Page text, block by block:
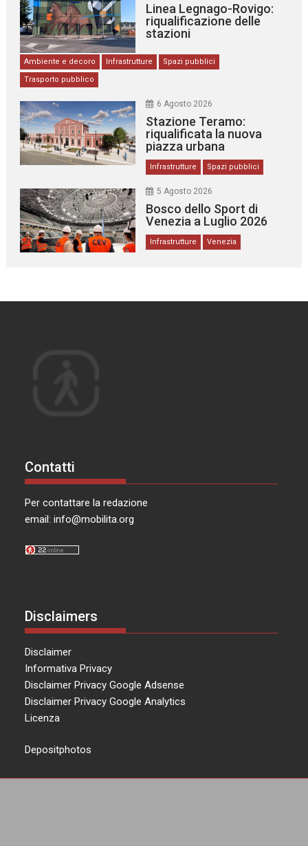
Linea Legnago-Rovigo:
riqualificazione delle
stazioni
Ambiente e decoro Infrastrutture
Spazi pubblici
Trasporto pubblico
6 Agosto 2026
Stazione Teramo:
riqualificata la nuova
piazza urbana
Infrastrutture Spazi pubblici
5 Agosto 2026
Bosco dello Sport di
Venezia a Luglio 2026
Infrastrutture Venezia
Contatti
Per contattare la redazione
email:info@mobilita.org
Disclaimers
Disclaimer
Informativa Privacy
Disclaimer Privacy Google Adsense
Disclaimer Privacy Google Analytics
Licenza
Depositphotos